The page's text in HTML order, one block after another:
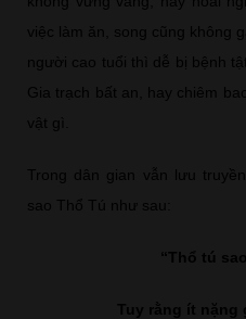
việc làm ăn, song cũng không
người cao tuổi thì dễ bị bệnh
Gia trạch bất an, hay chiêm
vật gì.
Trong dân gian vẫn lưu
sao Thổ Tú như sau:
“Thổ tú
Tuy rằng ít nặng